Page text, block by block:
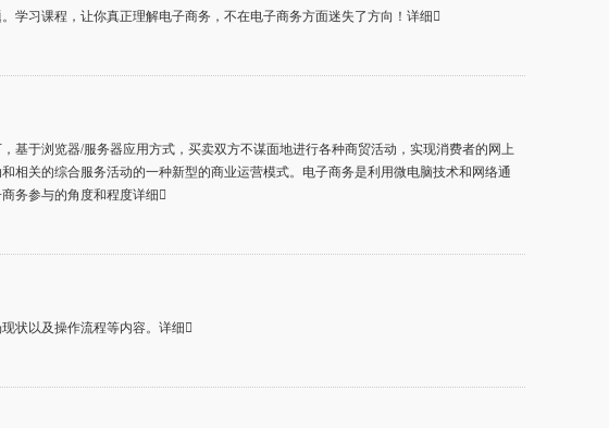
学习课程，让你真正理解电子商务，不在电子商务方面迷失了方向！详细
基于浏览器/服务器应用方式，买卖双方不谋面地进行各种商贸活动，实现消费者的网上
相关的综合服务活动的一种新型的商业运营模式。电子商务是利用微电脑技术和网络通
务参与的角度和程度详细
状以及操作流程等内容。详细